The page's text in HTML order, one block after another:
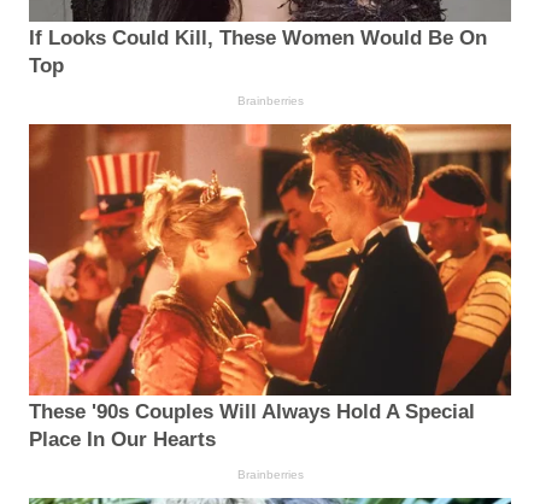
If Looks Could Kill, These Women Would Be On
Top
Brainberries
These '90s Couples Will Always Hold A Special
Place In Our Hearts
Brainberries